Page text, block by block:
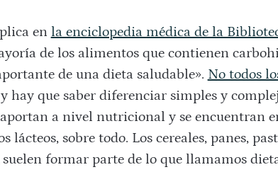
en la enciclopedia médica de la
de los alimentos que contienen
de una dieta saludable». No todos
y hay que saber diferenciar simples y
a nivel nutricional y se encuentran
lácteos, sobre todo. Los cereales, panes,
formar parte de lo que llamamos